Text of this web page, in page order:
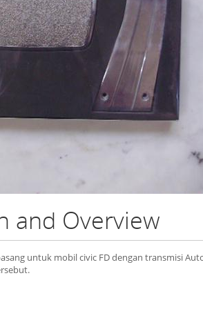
and Overview
untuk mobil civic FD dengan transmisi